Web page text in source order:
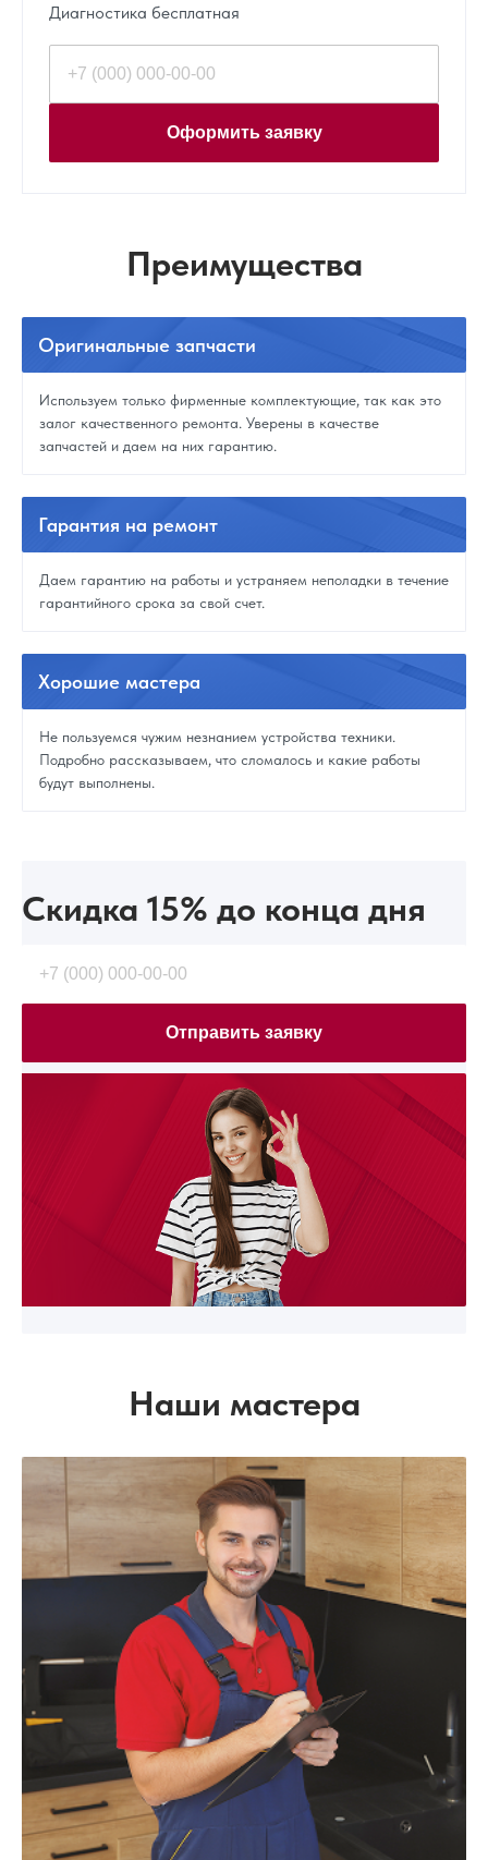
Диагностика бесплатная
Оформить заявку
Преимущества
Оригинальные запчасти
Используем только фирменные комплектующие, так как это
залог качественного ремонта. Уверены в качестве
запчастей и даем на них гарантию.
Гарантия на ремонт
Даем гарантию на работы и устраняем неполадки в течение
гарантийного срока за свой счет.
Хорошие мастера
Не пользуемся чужим незнанием устройства техники.
Подробно рассказываем, что сломалось и какие работы
будут выполнены.
Скидка 15% до конца дня
Отправить заявку
Наши мастера